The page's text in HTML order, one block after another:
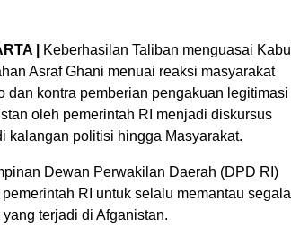
|
Keberhasilan Taliban menguasai Kabul
Asraf Ghani menuai reaksi masyarakat
dan kontra pemberian pengakuan legitimasi
oleh pemerintah RI menjadi diskursus
kalangan politisi hingga Masyarakat.
Dewan Perwakilan Daerah (DPD RI)
RI untuk selalu memantau segala
terjadi di Afganistan.